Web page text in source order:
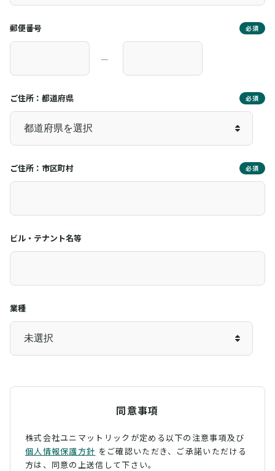
郵便番号 必須
―
ご住所：都道府県 必須
ご住所：市区町村 必須
ビル・テナント名等
業種
同意事項
株式会社ユニマットリックが定める以下の注意事項及び
個人情報保護方針 をご確認いただき、 ご承諾いただける
方は、同意の上送信して下さい。